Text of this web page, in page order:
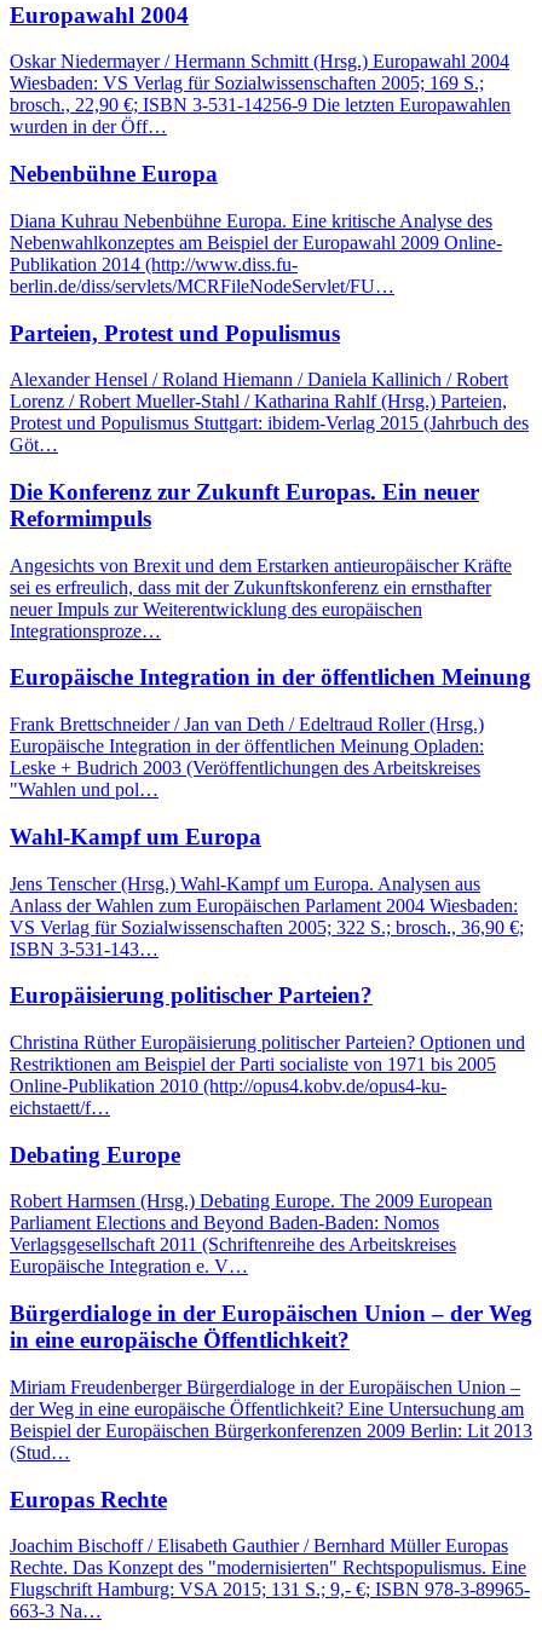
Europawahl 2004
Oskar Niedermayer / Hermann Schmitt (Hrsg.) Europawahl 2004
Wiesbaden: VS Verlag für Sozialwissenschaften 2005; 169 S.;
brosch., 22,90 €; ISBN 3-531-14256-9 Die letzten Europawahlen
wurden in der Öff…
Nebenbühne Europa
Diana Kuhrau Nebenbühne Europa. Eine kritische Analyse des
Nebenwahlkonzeptes am Beispiel der Europawahl 2009 Online-
Publikation 2014 (http://www.diss.fu-
berlin.de/diss/servlets/MCRFileNodeServlet/FU…
Parteien, Protest und Populismus
Alexander Hensel / Roland Hiemann / Daniela Kallinich / Robert
Lorenz / Robert Mueller-Stahl / Katharina Rahlf (Hrsg.) Parteien,
Protest und Populismus Stuttgart: ibidem-Verlag 2015 (Jahrbuch des
Göt…
Die Konferenz zur Zukunft Europas. Ein neuer
Reformimpuls
Angesichts von Brexit und dem Erstarken antieuropäischer Kräfte
sei es erfreulich, dass mit der Zukunftskonferenz ein ernsthafter
neuer Impuls zur Weiterentwicklung des europäischen
Integrationsproze…
Europäische Integration in der öffentlichen Meinung
Frank Brettschneider / Jan van Deth / Edeltraud Roller (Hrsg.)
Europäische Integration in der öffentlichen Meinung Opladen:
Leske + Budrich 2003 (Veröffentlichungen des Arbeitskreises
"Wahlen und pol…
Wahl-Kampf um Europa
Jens Tenscher (Hrsg.) Wahl-Kampf um Europa. Analysen aus
Anlass der Wahlen zum Europäischen Parlament 2004 Wiesbaden:
VS Verlag für Sozialwissenschaften 2005; 322 S.; brosch., 36,90 €;
ISBN 3-531-143…
Europäisierung politischer Parteien?
Christina Rüther Europäisierung politischer Parteien? Optionen und
Restriktionen am Beispiel der Parti socialiste von 1971 bis 2005
Online-Publikation 2010 (http://opus4.kobv.de/opus4-ku-
eichstaett/f…
Debating Europe
Robert Harmsen (Hrsg.) Debating Europe. The 2009 European
Parliament Elections and Beyond Baden-Baden: Nomos
Verlagsgesellschaft 2011 (Schriftenreihe des Arbeitskreises
Europäische Integration e. V…
Bürgerdialoge in der Europäischen Union – der Weg
in eine europäische Öffentlichkeit?
Miriam Freudenberger Bürgerdialoge in der Europäischen Union –
der Weg in eine europäische Öffentlichkeit? Eine Untersuchung am
Beispiel der Europäischen Bürgerkonferenzen 2009 Berlin: Lit 2013
(Stud…
Europas Rechte
Joachim Bischoff / Elisabeth Gauthier / Bernhard Müller Europas
Rechte. Das Konzept des "modernisierten" Rechtspopulismus. Eine
Flugschrift Hamburg: VSA 2015; 131 S.; 9,- €; ISBN 978-3-89965-
663-3 Na…